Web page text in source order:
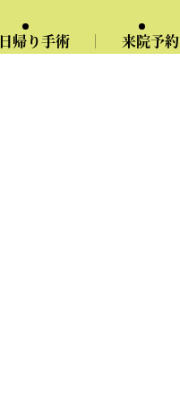
日帰り手術 来院予約